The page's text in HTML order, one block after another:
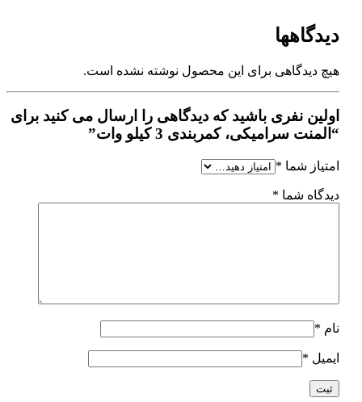
دیدگاهها
هیچ دیدگاهی برای این محصول نوشته نشده است.
اولین نفری باشید که دیدگاهی را ارسال می کنید برای
“المنت سرامیکی، کمربندی 3 کیلو وات”
امتیاز شما *
دیدگاه شما *
نام *
ایمیل *